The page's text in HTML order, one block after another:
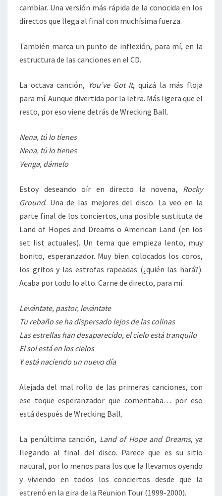
cambiar. Una versión más rápida de la conocida en los
directos que llega al final con muchísima fuerza.
También marca un punto de inflexión, para mí, en la
estructura de las canciones en el CD.
La octava canción, You’ve Got It, quizá la más floja
para mí. Aunque divertida por la letra. Más ligera que el
resto, por eso viene detrás de Wrecking Ball.
Nena, tú lo tienes
Nena, tú lo tienes
Venga, dámelo
Estoy deseando oír en directo la novena, Rocky
Ground. Una de las mejores del disco. La veo en la
parte final de los conciertos, una posible sustituta de
Land of Hopes and Dreams o American Land (en los
set list actuales). Un tema que empieza lento, muy
bonito, esperanzador. Muy bien colocados los coros,
los gritos y las estrofas rapeadas (¿quién las hará?).
Acaba por todo lo alto. Carne de directo, para mí.
Levántate, pastor, levántate
Tu rebaño se ha dispersado lejos de las colinas
Las estrellas han desaparecido, el cielo está tranquilo
El sol está en los cielos
Y está naciendo un nuevo día
Alejada del mal rollo de las primeras canciones, con
ese toque esperanzador que comentaba… por eso
está después de Wrecking Ball.
La penúltima canción, Land of Hope and Dreams, ya
llegando al final del disco. Parece que es su sitio
natural, por lo menos para los que la llevamos oyendo
y viviendo en todos los conciertos desde que la
estrenó en la gira de la Reunion Tour (1999-2000).